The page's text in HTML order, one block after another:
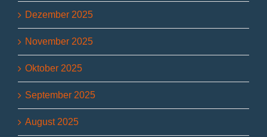
Dezember 2025
November 2025
Oktober 2025
September 2025
August 2025